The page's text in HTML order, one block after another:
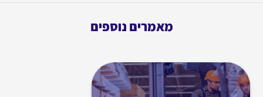
מאמרים נוספים